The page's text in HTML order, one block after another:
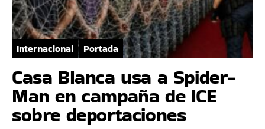
Internacional Portada
Casa Blanca usa a Spider-
Man en campaña de ICE
sobre deportaciones